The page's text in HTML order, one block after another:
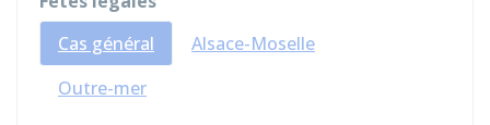
Cas général
Alsace-Moselle
Outre-mer